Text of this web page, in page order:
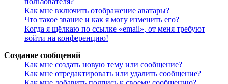
Как мне включить отображение аватары?
Что такое звание и как я могу изменить его?
Когда я щёлкаю по ссылке «email», от меня требуют
войти на конференцию!
Создание сообщений
Как мне создать новую тему или сообщение?
Как мне отредактировать или удалить сообщение?